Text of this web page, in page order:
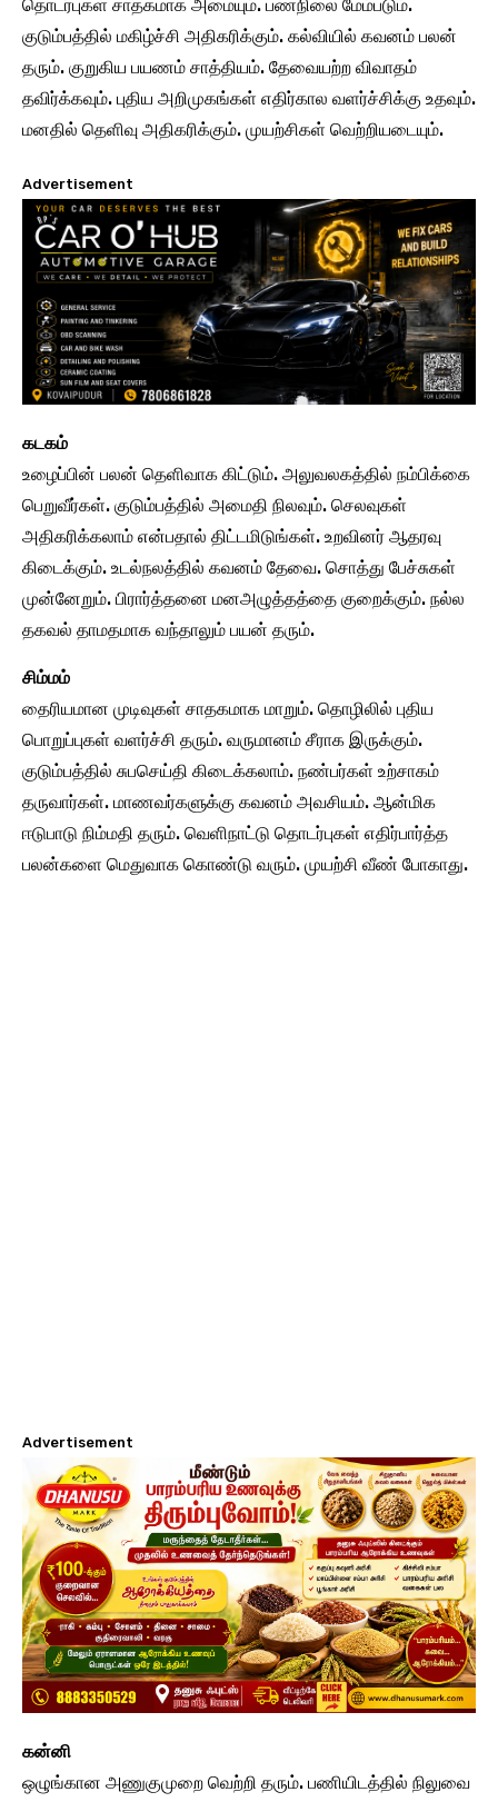
தொடர்புகள் சாதகமாக அமையும். பணநிலை மேம்படும்.
குடும்பத்தில் மகிழ்ச்சி அதிகரிக்கும். கல்வியில் கவனம் பலன்
தரும். குறுகிய பயணம் சாத்தியம். தேவையற்ற விவாதம்
தவிர்க்கவும். புதிய அறிமுகங்கள் எதிர்கால வளர்ச்சிக்கு உதவும்.
மனதில் தெளிவு அதிகரிக்கும். முயற்சிகள் வெற்றியடையும்.
Advertisement
கடகம்
உழைப்பின் பலன் தெளிவாக கிட்டும். அலுவலகத்தில் நம்பிக்கை
பெறுவீர்கள். குடும்பத்தில் அமைதி நிலவும். செலவுகள்
அதிகரிக்கலாம் என்பதால் திட்டமிடுங்கள். உறவினர் ஆதரவு
கிடைக்கும். உடல்நலத்தில் கவனம் தேவை. சொத்து பேச்சுகள்
முன்னேறும். பிரார்த்தனை மனஅழுத்தத்தை குறைக்கும். நல்ல
தகவல் தாமதமாக வந்தாலும் பயன் தரும்.
சிம்மம்
தைரியமான முடிவுகள் சாதகமாக மாறும். தொழிலில் புதிய
பொறுப்புகள் வளர்ச்சி தரும். வருமானம் சீராக இருக்கும்.
குடும்பத்தில் சுபசெய்தி கிடைக்கலாம். நண்பர்கள் உற்சாகம்
தருவார்கள். மாணவர்களுக்கு கவனம் அவசியம். ஆன்மிக
ஈடுபாடு நிம்மதி தரும். வெளிநாட்டு தொடர்புகள் எதிர்பார்த்த
பலன்களை மெதுவாக கொண்டு வரும். முயற்சி வீண் போகாது.
Advertisement
கன்னி
ஒழுங்கான அணுகுமுறை வெற்றி தரும். பணியிடத்தில் நிலுவை